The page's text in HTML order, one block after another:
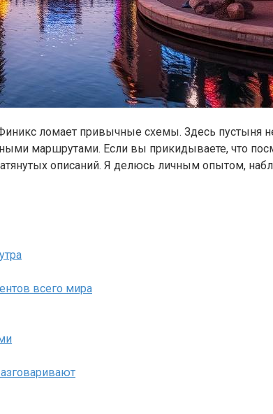
ломает привычные схемы. Здесь пустыня
маршрутами. Если вы прикидываете, что
описаний. Я делюсь личным опытом,
всего мира